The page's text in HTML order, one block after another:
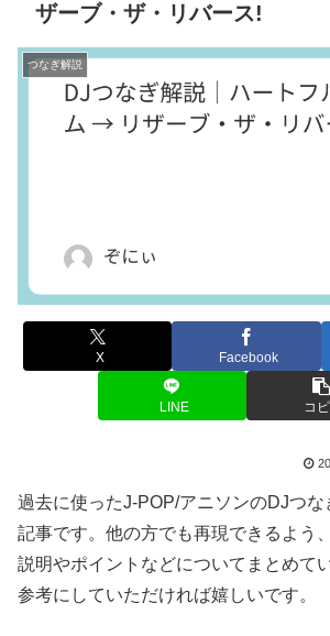
ザーブ・ザ・リバース!
つなぎ解説
X Facebook
LINE コ
過去に使ったJ-POP/アニソンのDJつな
記事です。他の方でも再現できるよう
説明やポイントなどについてまとめて
参考にしていただければ嬉しいです。